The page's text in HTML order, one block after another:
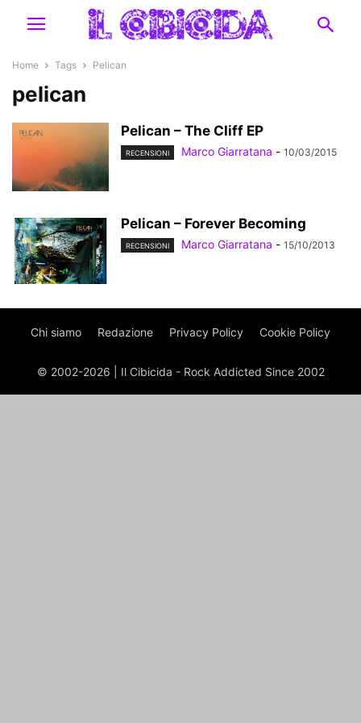
Home Tags Pelican
pelican
Pelican – The Cliff EP
RECENSIONI Marco Giarratana - 10/03/2015
Pelican – Forever Becoming
RECENSIONI Marco Giarratana - 15/10/2013
Chi siamo Redazione Privacy Policy Cookie Policy
© 2002-2026 | Il Cibicida - Rock Addicted Since 2002